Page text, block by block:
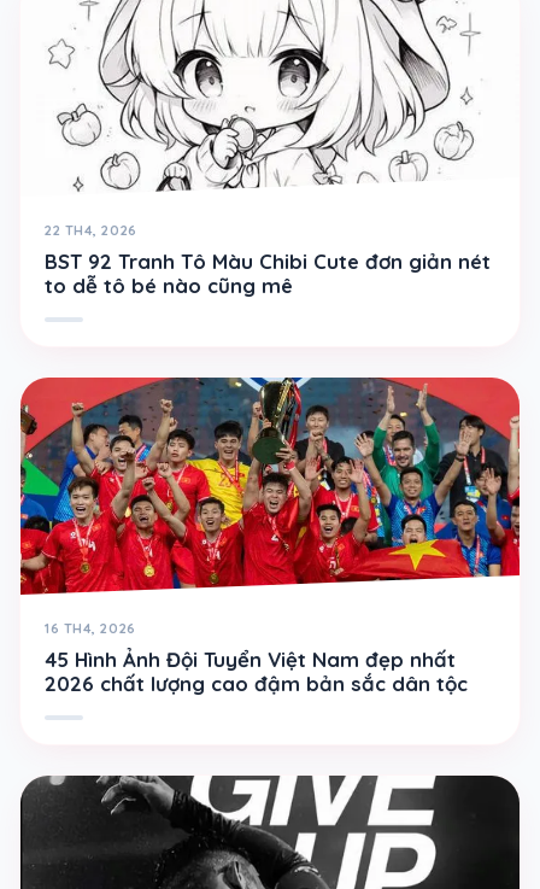
22 TH4, 2026
BST 92 Tranh Tô Màu Chibi Cute đơn giản nét
to dễ tô bé nào cũng mê
16 TH4, 2026
45 Hình Ảnh Đội Tuyển Việt Nam đẹp nhất
2026 chất lượng cao đậm bản sắc dân tộc